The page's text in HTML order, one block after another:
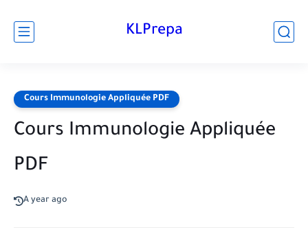
KLPrepa
Cours Immunologie Appliquée PDF
Cours Immunologie Appliquée
PDF
A year ago